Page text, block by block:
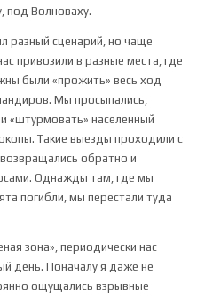
под Волноваху.
разный сценарий, но чаще
привозили в разные места, где
были «прожить» весь ход
Мы просыпались,
«штурмовать» населенный
Такие выезды проходили с
обратно и
Однажды там, где мы
погибли, мы перестали туда
зона», периодически нас
день. Поначалу я даже не
ощущались взрывные